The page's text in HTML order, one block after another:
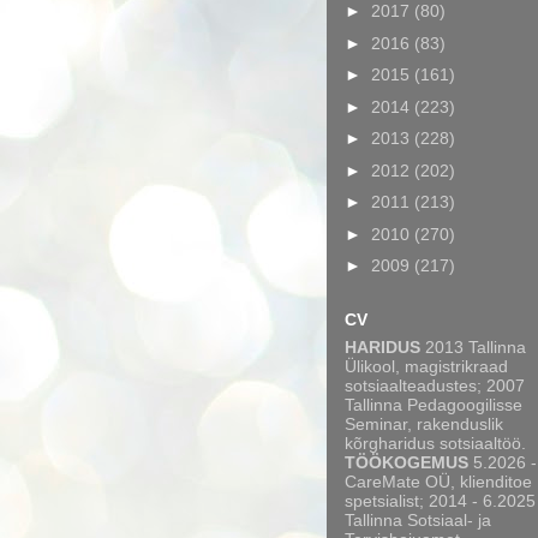
► 2017 (80)
► 2016 (83)
► 2015 (161)
► 2014 (223)
► 2013 (228)
► 2012 (202)
► 2011 (213)
► 2010 (270)
► 2009 (217)
CV
HARIDUS 2013 Tallinna
Ülikool, magistrikraad
sotsiaalteadustes; 2007
Tallinna Pedagoogilisse
Seminar, rakenduslik
kõrgharidus sotsiaaltöö.
TÖÖKOGEMUS 5.2026
CareMate OÜ, klienditoe
spetsialist; 2014 - 6.2025
Tallinna Sotsiaal- ja